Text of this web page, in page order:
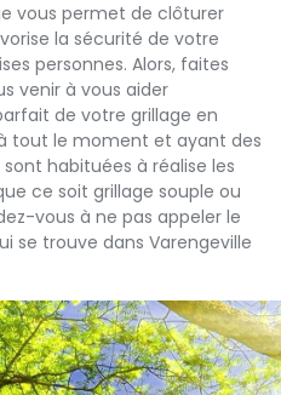
vous permet de clôturer
la sécurité de votre
personnes. Alors, faites
venir à vous aider
de votre grillage en
tout le moment et ayant des
habituées à réalise les
ce soit grillage souple ou
vous à ne pas appeler le
se trouve dans Varengeville